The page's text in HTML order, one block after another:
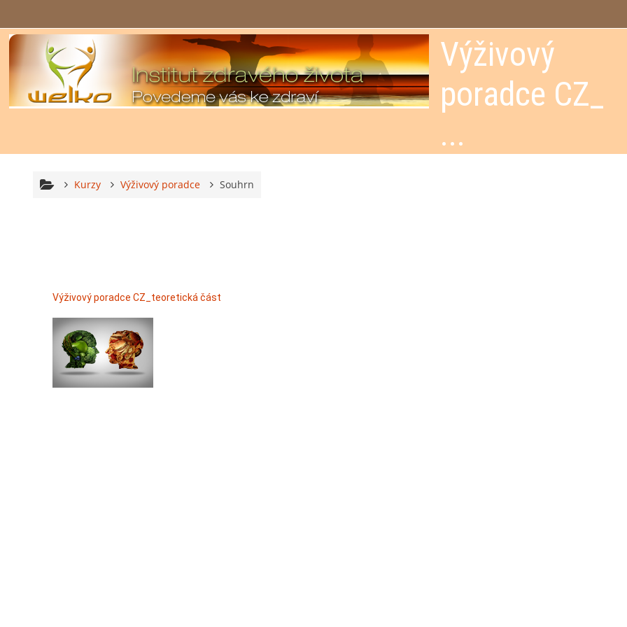
Výživový
poradce CZ_
...
Kurzy Výživový poradce Souhrn
Výživový poradce CZ_teoretická část